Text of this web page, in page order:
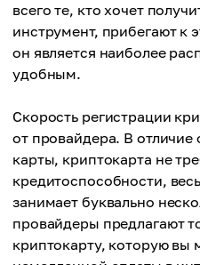
всего те, кто хочет
инструмент, прибегают к
он является наиболее
удобным.
Скорость регистрации
от провайдера. В
карты, криптокарта не
кредитоспособности,
занимает буквально
провайдеры предлагают
криптокарту, которую вы